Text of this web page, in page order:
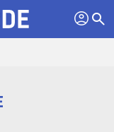
profil search